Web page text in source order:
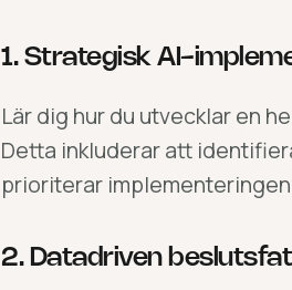
1. Strategisk AI-
Lär dig hur du utvecklar en
Detta inkluderar att
prioriterar
2. Datadriven